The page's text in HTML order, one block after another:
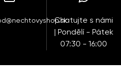
Chatujte s námi
| Pondělí - Pátek
07:30 - 16:00